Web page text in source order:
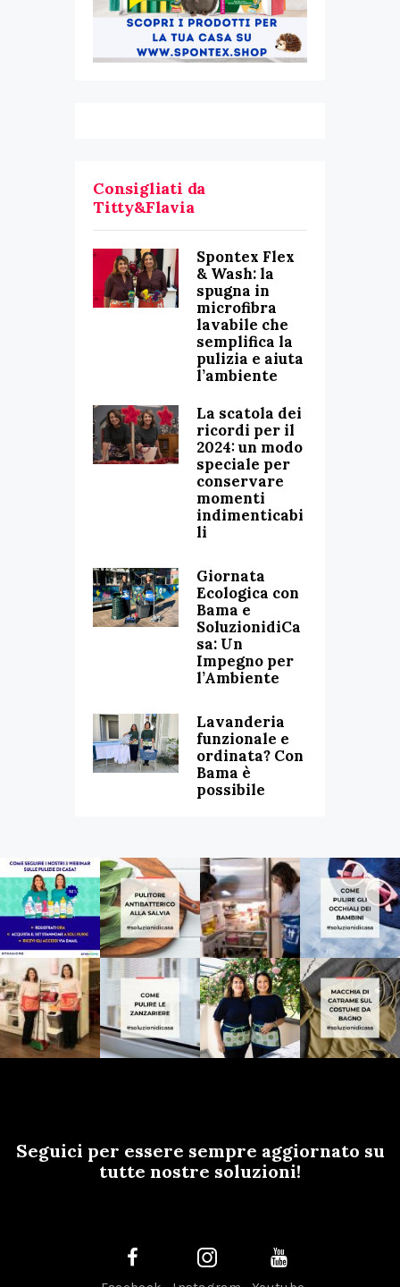
Consigliati da
Titty&Flavia
Spontex Flex
& Wash: la
spugna in
microfibra
lavabile che
semplifica la
pulizia e aiuta
l’ambiente
La scatola dei
ricordi per il
2024: un modo
speciale per
conservare
momenti
indimenticabi
li
Giornata
Ecologica con
Bama e
SoluzionidiCa
sa: Un
Impegno per
l’Ambiente
Lavanderia
funzionale e
ordinata? Con
Bama è
possibile
Seguici per essere sempre aggiornato su
tutte nostre soluzioni!